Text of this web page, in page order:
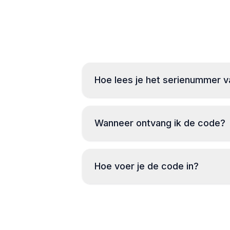
Hoe lees je het serienummer
Wanneer ontvang ik de code?
Hoe voer je de code in?